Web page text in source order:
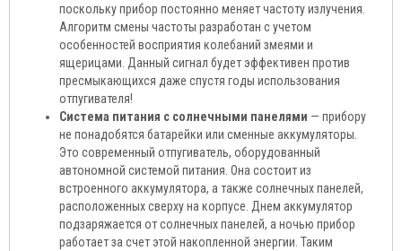
поскольку прибор постоянно меняет частоту излучения.
Алгоритм смены частоты разработан с учетом
особенностей восприятия колебаний змеями и
ящерицами. Данный сигнал будет эффективен против
пресмыкающихся даже спустя годы использования
отпугивателя!
Система питания с солнечными панелями — прибору
не понадобятся батарейки или сменные аккумуляторы.
Это современный отпугиватель, оборудованный
автономной системой питания. Она состоит из
встроенного аккумулятора, а также солнечных панелей,
расположенных сверху на корпусе. Днем аккумулятор
подзаряжается от солнечных панелей, а ночью прибор
работает за счет этой накопленной энергии. Таким